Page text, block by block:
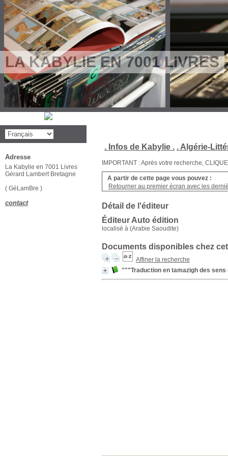
LA KABYLIE EN 7001 LIVRES
. Infos de Kabylie . . Algérie-
IMPORTANT : Après votre recherche,
A partir de cette page vous pouvez :
Retourner au premier écran avec les
Détail de l'éditeur
Éditeur Auto édition
localisé à (Arabie Saoudite)
Documents disponibles chez
Affiner la recherche
"""Traduction en tamazigh des
Adresse
La Kabylie en 7001 Livres
Gérard Lambert Bretagne
( GéLamBre )
contact